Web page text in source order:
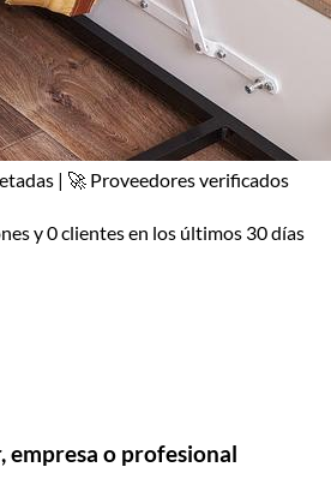
| 🚀 Proveedores verificados
y 0 clientes en los últimos 30 días
empresa o profesional